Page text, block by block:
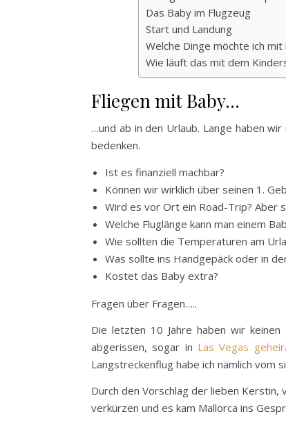
Das Baby im Flugzeug
Start und Landung
Welche Dinge möchte ich
Wie läuft das mit dem
Fliegen mit Baby…
…und ab in den Urlaub. Lange haben
bedenken.
Ist es finanziell machbar?
Können wir wirklich über seinen 1.
Wird es vor Ort ein Road-Trip? Aber
Welche Fluglänge kann man einem
Wie sollten die Temperaturen am
Was sollte ins Handgepäck oder in
Kostet das Baby extra?
Fragen über Fragen…..
Die letzten 10 Jahre haben wir
abgerissen, sogar in Las Vegas
Langstreckenflug habe ich nämlich vom
Durch den Vorschlag der lieben Kerstin,
verkürzen und es kam Mallorca ins